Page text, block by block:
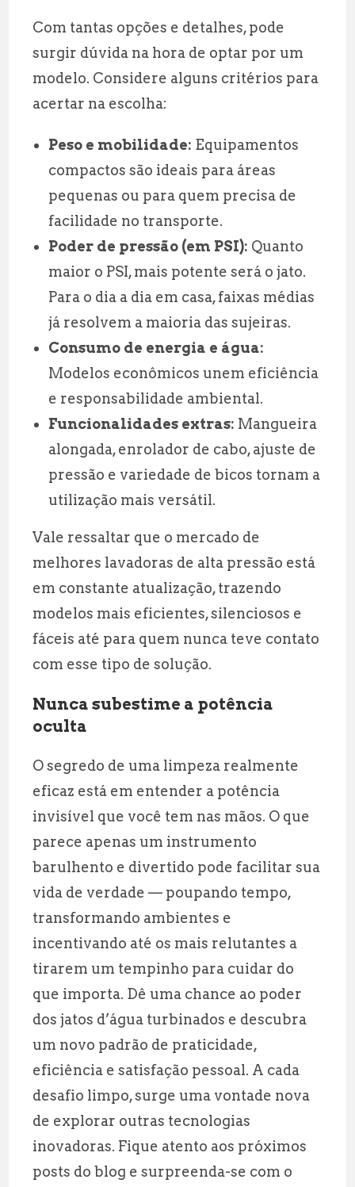
Com tantas opções e detalhes, pode
surgir dúvida na hora de optar por um
modelo. Considere alguns critérios para
acertar na escolha:
Peso e mobilidade: Equipamentos
compactos são ideais para áreas
pequenas ou para quem precisa de
facilidade no transporte.
Poder de pressão (em PSI): Quanto
maior o PSI, mais potente será o jato.
Para o dia a dia em casa, faixas médias
já resolvem a maioria das sujeiras.
Consumo de energia e água:
Modelos econômicos unem eficiência
e responsabilidade ambiental.
Funcionalidades extras: Mangueira
alongada, enrolador de cabo, ajuste de
pressão e variedade de bicos tornam a
utilização mais versátil.
Vale ressaltar que o mercado de
melhores lavadoras de alta pressão está
em constante atualização, trazendo
modelos mais eficientes, silenciosos e
fáceis até para quem nunca teve contato
com esse tipo de solução.
Nunca subestime a potência
oculta
O segredo de uma limpeza realmente
eficaz está em entender a potência
invisível que você tem nas mãos. O que
parece apenas um instrumento
barulhento e divertido pode facilitar sua
vida de verdade — poupando tempo,
transformando ambientes e
incentivando até os mais relutantes a
tirarem um tempinho para cuidar do
que importa. Dê uma chance ao poder
dos jatos d’água turbinados e descubra
um novo padrão de praticidade,
eficiência e satisfação pessoal. A cada
desafio limpo, surge uma vontade nova
de explorar outras tecnologias
inovadoras. Fique atento aos próximos
posts do blog e surpreenda-se com o